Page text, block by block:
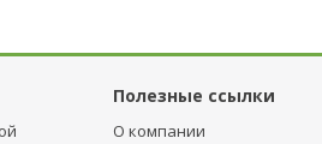
Полезные ссылки
О компании